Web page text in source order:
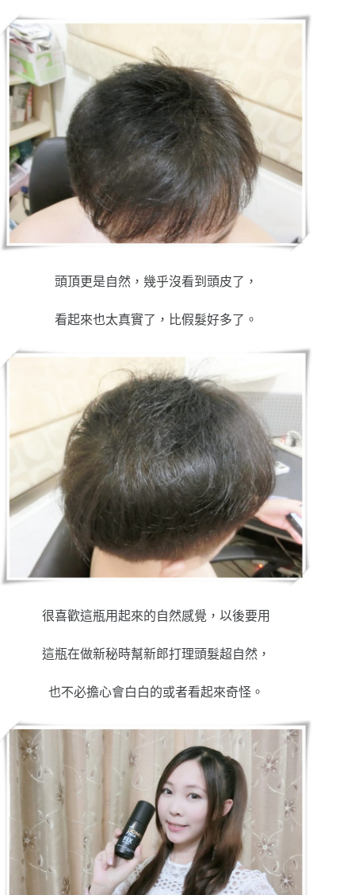
頭頂更是自然，幾乎沒看到頭皮了，
看起來也太真實了，比假髮好多了。
很喜歡這瓶用起來的自然感覺，以後要用
這瓶在做新秘時幫新郎打理頭髮超自然，
也不必擔心會白白的或者看起來奇怪。